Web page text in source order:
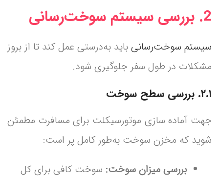
2. بررسی سیستم سوخت‌رسانی
سیستم سوخت‌رسانیباید به‌درستی عمل کند تا از بروز
مشکلات در طول سفر جلوگیری شود.
۲.۱. بررسی سطح سوخت
جهت آماده سازی موتورسیکلت برای مسافرت‌ مطمئن
شوید که مخزن سوخت به‌طور کامل پر است:
بررسی میزان سوخت: سوخت کافی برای کل